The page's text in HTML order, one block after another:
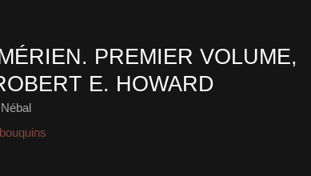
PREMIER VOLUME,
E. HOWARD